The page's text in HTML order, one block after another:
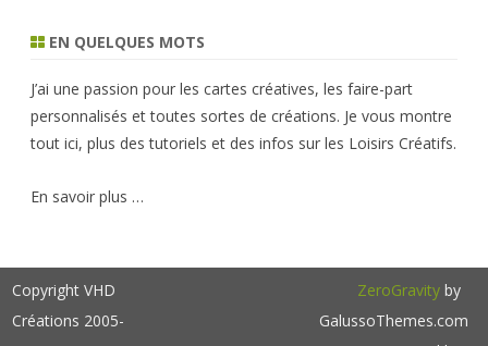
EN QUELQUES MOTS
J’ai une passion pour les cartes créatives, les faire-part
personnalisés et toutes sortes de créations. Je vous montre
tout ici, plus des tutoriels et des infos sur les Loisirs Créatifs.
En savoir plus …
Copyright VHD
Créations 2005-
ZeroGravityby
GalussoThemes.com